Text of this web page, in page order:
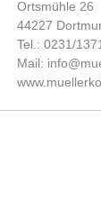
Ortsmühle 26
44227
Tel.: 0231/
Mail: